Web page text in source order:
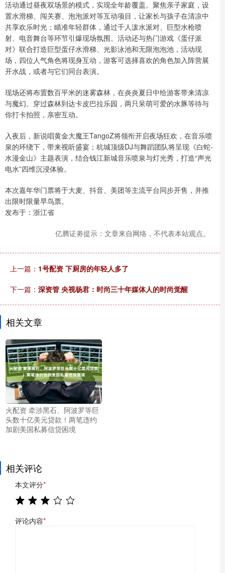
活动通过昼夜双场景的模式，实现全年龄覆盖。聚焦亲子家庭，设
置水滑梯、闯关赛、泡泡派对等互动项目，让家长与孩子在清凉中
共享欢乐时光；瞄准年轻群体，通过千人泼水派对、巨型水枪喷
射、电音舞台等环节引爆现场氛围。活动还与热门游戏《蛋仔派
对》联合打造巨型蛋仔水滑梯、光影泳池和无限泡泡池，活动现
场，四位人气角色将现身互动，游客可选择喜欢的角色加入阵营展
开水战，或者与它们同台表演。
现场还将布置数百平米的迷雾森林，在炎炎夏日中给游客带来清凉
与魔幻。穿过森林到达卡皮巴拉乐园，两只呆萌可爱的水豚等待与
你打卡拍照，亲密互动。
入夜后，新说唱黄金大魔王TangoZ将领衔开启夜场狂欢，在音乐喷
泉的环绕下，带来视听盛宴；杭城顶级DJ与舞蹈团队将呈现《白蛇-
水漫金山》主题表演，结合钱江新城音乐喷泉与灯光秀，打造“声光
电水”四维沉浸体验。
本次嘉年华门票将于大麦、抖音、美团等主流平台同步开售，并推
出限时限量早鸟票。
发布于：浙江省
亿腾证劵提示：文章来自网络，不代表本站观点。
上一篇： 1号配资 下厨房的年轻人多了
下一篇： 深资管 央视杨君：时尚三十年媒体人的时尚觉醒
相关文章
火配资 牵涉黑石、阿波罗等巨
头数十亿美元贷款！两笔违约
加剧美国私募信贷困境
相关评论
本文评分*
评论内容*